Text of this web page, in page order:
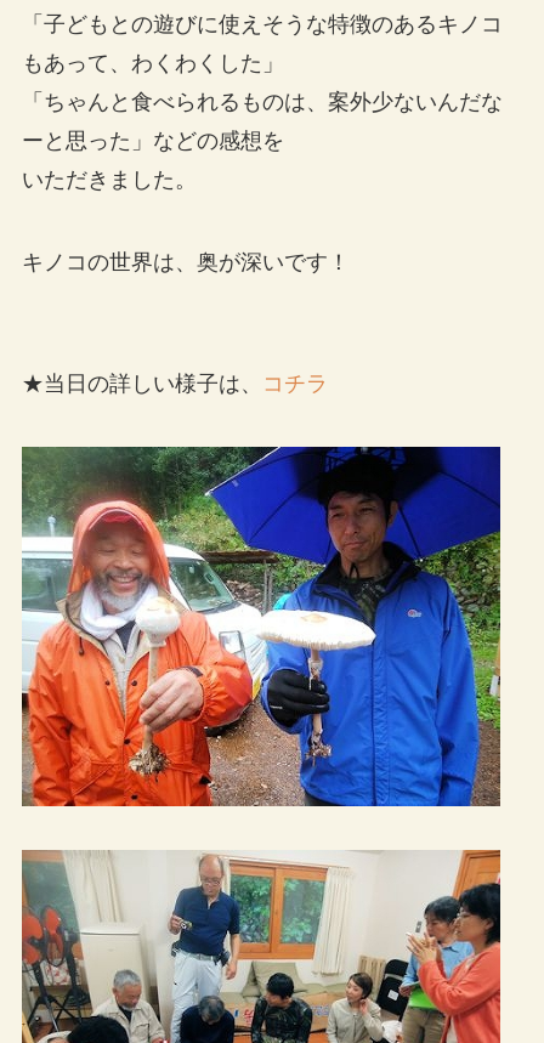
「子どもとの遊びに使えそうな特徴のあるキノコ
もあって、わくわくした」
「ちゃんと食べられるものは、案外少ないんだな
ーと思った」などの感想を
いただきました。
キノコの世界は、奥が深いです！
★当日の詳しい様子は、 コチラ